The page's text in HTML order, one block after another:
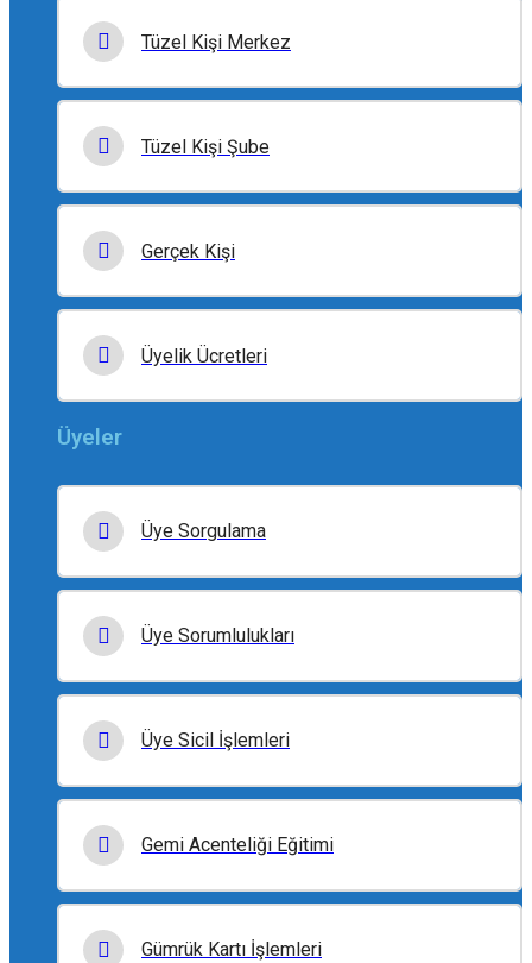
Tüzel Kişi Merkez
Tüzel Kişi Şube
Gerçek Kişi
Üyelik Ücretleri
Üyeler
Üye Sorgulama
Üye Sorumlulukları
Üye Sicil İşlemleri
Gemi Acenteliği Eğitimi
Gümrük Kartı İşlemleri